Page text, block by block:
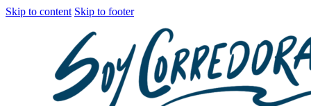
Skip to content Skip to footer